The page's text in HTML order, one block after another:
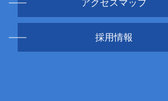
アクセスマップ
採用情報